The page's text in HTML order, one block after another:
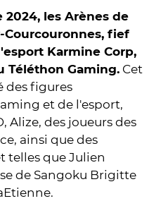
2024, les Arènes de
Courcouronnes, fief
Karmine Corp,
Téléthon Gaming. Cet
des figures
et de l'esport,
Alize, des joueurs des
ainsi que des
telles que Julien
de Sangoku Brigitte